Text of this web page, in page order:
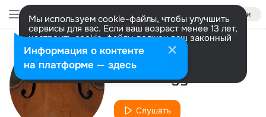
Войти
Мы используем cookie-файлы, чтобы улучшить
сервисы для вас. Если ваш возраст менее 13 лет,
настроить cookie-файлы должен ваш законный
представитель. Больше информации
Разрешить все Настроить
Исполнитель
Zsolt Nagy
Слушать
Информация о контенте
на платформе — здесь